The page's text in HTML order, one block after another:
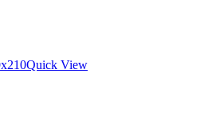
Quick View